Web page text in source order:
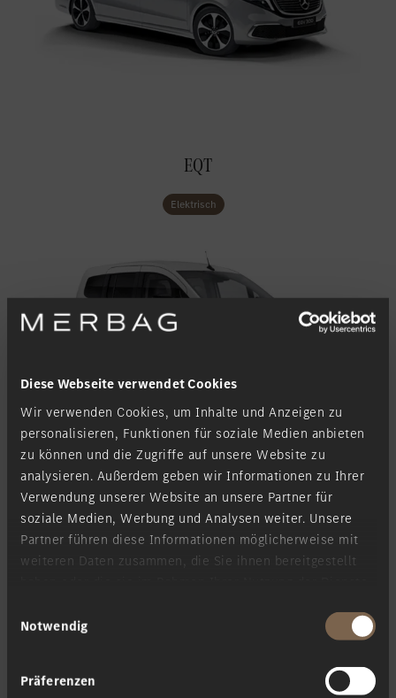
Diese Webseite verwendet Cookies
Wir verwenden Cookies, um Inhalte und Anzeigen zu
personalisieren, Funktionen für soziale Medien anbieten
zu können und die Zugriffe auf unsere Website zu
analysieren. Außerdem geben wir Informationen zu Ihrer
Verwendung unserer Website an unsere Partner für
soziale Medien, Werbung und Analysen weiter. Unsere
Partner führen diese Informationen möglicherweise mit
weiteren Daten zusammen, die Sie ihnen bereitgestellt
Notwendig
Präferenzen
EQT
Elektrisch
Marco Polo